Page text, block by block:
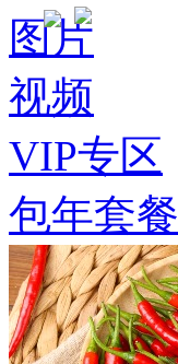
图片
视频
VIP专区
包年套餐